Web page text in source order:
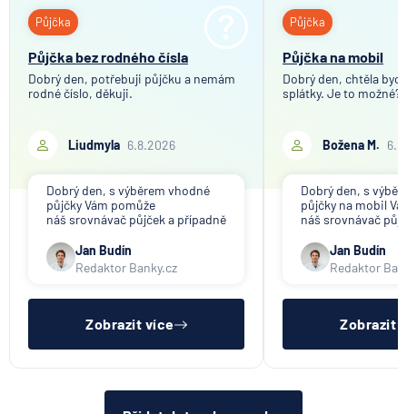
Půjčka
Půjčka bez rodného čísla
Dobrý den, potřebuji půjčku a nemám
rodné číslo, děkuji.
Liudmyla 6.8.2026
Dobrý den, s výběrem vhodné
půjčky Vám pomůže
náš srovnávač půjček a případně
půjček. Pro získání půjčky je
třeba mít dostatečný příjem,
nebýt ve zkušební ani výpovědní
Jan Budín
Redaktor Banky.cz
Zobrazit více
Půjčka
Půjčka na mobil
Dobrý den, chtěla
splátky. Je to možné?
Božena M.
Dobrý den, s
půjčky na mobil
náš srovnávač
půjček. Pro získání
nákupu na
dostatečný
Jan Budín
Redaktor
Zobrazit